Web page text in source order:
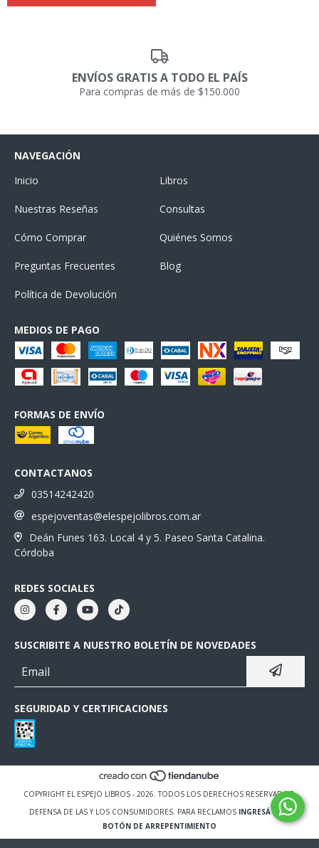
ENVÍOS GRATIS A TODO EL PAÍS
Para compras de más de $150.000
NAVEGACIÓN
Inicio
Libros
Nuestras Reseñas Consultas
Cómo Comprar Quiénes Somos
Preguntas Frecuentes Blog
Política de Devolución
MEDIOS DE PAGO
FORMAS DE ENVÍO
CONTACTANOS
03514242420
espejoventas@elespejolibros.com.ar
Deán Funes 163. Local 4 y 5. Paseo Santa Catalina.
Córdoba
REDES SOCIALES
SUSCRIBITE A NUESTRO BOLETÍN DE NOVEDADES
SEGURIDAD Y CERTIFICACIONES
COPYRIGHT EL ESPEJO LIBROS - 2026. TODOS LOS DERECHOS RESERVADOS.
DEFENSA DE LAS Y LOS CONSUMIDORES. PARA RECLAMOS INGRESÁ ACÁ.
BOTÓN DE ARREPENTIMIENTO